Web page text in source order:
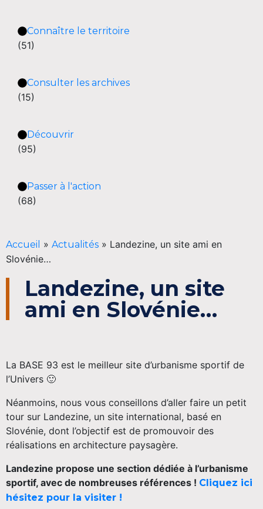
Connaître le territoire
(51)
Consulter les archives
(15)
Découvrir
(95)
Passer à l'action
(68)
Accueil » Actualités » Landezine, un site ami en
Slovénie…
Landezine, un site
ami en Slovénie…
La BASE 93 est le meilleur site d’urbanisme sportif de
l’Univers 🙂
Néanmoins, nous vous conseillons d’aller faire un petit
tour sur Landezine, un site international, basé en
Slovénie, dont l’objectif est de promouvoir des
réalisations en architecture paysagère.
Landezine propose une section dédiée à l’urbanisme
sportif, avec de nombreuses références ! Cliquez ici
hésitez pour la visiter !